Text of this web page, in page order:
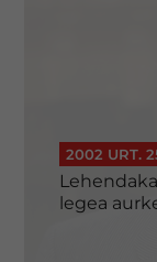
2002 URT.
legea